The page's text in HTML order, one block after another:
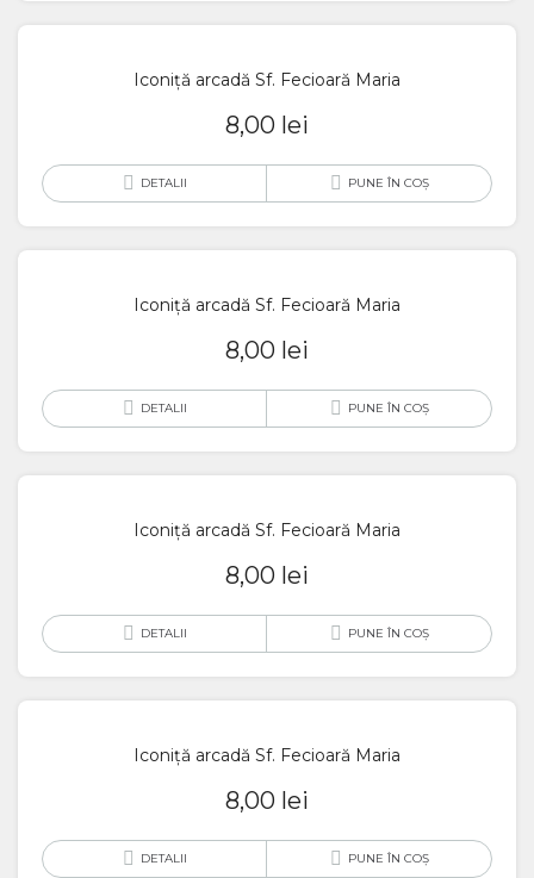
Iconiță arcadă Sf. Fecioară Maria
8,00 lei
DETALII PUNE ÎN COȘ
Iconiță arcadă Sf. Fecioară Maria
8,00 lei
DETALII PUNE ÎN COȘ
Iconiță arcadă Sf. Fecioară Maria
8,00 lei
DETALII PUNE ÎN COȘ
Iconiță arcadă Sf. Fecioară Maria
8,00 lei
DETALII PUNE ÎN COȘ